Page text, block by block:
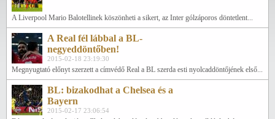
A Liverpool Mario Balotellinek köszönheti a sikert, az Inter gólzáporos döntetlent...
A Real fél lábbal a BL-
negyeddöntőben!
2015-02-18 23:19:30
Megnyugtató előnyt szerzett a címvédő Real a BL szerda esti nyolcaddöntőjének első...
BL: bizakodhat a Chelsea és a
Bayern
2015-02-17 23:06:54